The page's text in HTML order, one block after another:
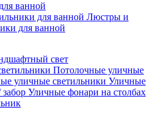
ванной
для ванной Люстры и
для ванной
свет
Потолочные уличные
уличные светильники Уличные
Уличные фонари на столбах